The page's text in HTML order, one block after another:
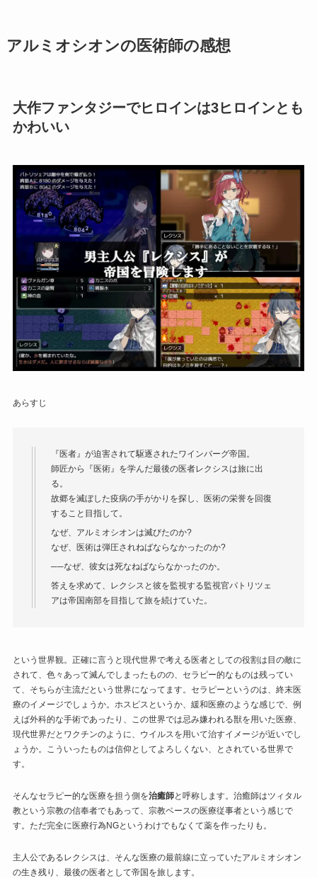
アルミオシオンの医術師の感想
大作ファンタジーでヒロインは3ヒロインとも
かわいい
あらすじ
『医者』が迫害されて駆逐されたワインバーグ帝国。
師匠から『医術』を学んだ最後の医者レクシスは旅に出
る。
故郷を滅ぼした疫病の手がかりを探し、医術の栄誉を回復
すること目指して。
なぜ、アルミオシオンは滅びたのか?
なぜ、医術は弾圧されねばならなかったのか?
──なぜ、彼女は死なねばならなかったのか。
答えを求めて、レクシスと彼を監視する監視官パトリツェ
アは帝国南部を目指して旅を続けていた。
という世界観。正確に言うと現代世界で考える医者としての役割は目の敵に
されて、色々あって滅んでしまったものの、セラピー的なものは残ってい
て、そちらが主流だという世界になってます。セラピーというのは、終末医
療のイメージでしょうか。ホスピスというか、緩和医療のような感じで、例
えば外科的な手術であったり、この世界では忌み嫌われる獣を用いた医療、
現代世界だとワクチンのように、ウイルスを用いて治すイメージが近いでし
ょうか。こういったものは信仰としてよろしくない、とされている世界で
す。
そんなセラピー的な医療を担う側を治癒師と呼称します。治癒師はツィタル
教という宗教の信奉者でもあって、宗教ベースの医療従事者という感じで
す。ただ完全に医療行為NGというわけでもなくて薬を作ったりも。
主人公であるレクシスは、そんな医療の最前線に立っていたアルミオシオン
の生き残り、最後の医者として帝国を旅します。